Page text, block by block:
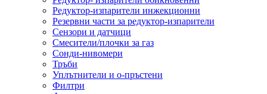
Редуктор-изпарители инжекционни
Резервни части за редуктор-изпарители
Сензори и датчици
Смесители/плочки за газ
Сонди-нивомери
Тръби
Уплътнители и о-пръстени
Филтри